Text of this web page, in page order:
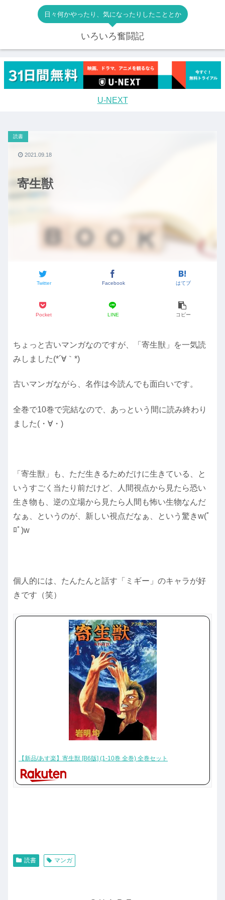
日々何かやったり、気になったりしたこととか
いろいろ奮闘記
U-NEXT
寄生獣
読書
Twitter Facebook はてブ
Pocket LINE コピー
2021.09.18
ちょっと古いマンガなのですが、「寄生獣」を一気読
みしました(*´∀｀*)
古いマンガながら、名作は今読んでも面白いです。
全巻で10巻で完結なので、あっという間に読み終わり
ました(・∀・)
「寄生獣」も、ただ生きるためだけに生きている、と
いうすごく当たり前だけど、人間視点から見たら恐い
生き物も、逆の立場から見たら人間も怖い生物なんだ
なぁ、というのが、新しい視点だなぁ、という驚きw(ﾟ
ﾛﾟ)w
個人的には、たんたんと話す「ミギー」のキャラが好
きです（笑）
【新品/あす楽】寄生獣 [B6版] (1-10巻 全巻) 全巻セット
読書 マンガ